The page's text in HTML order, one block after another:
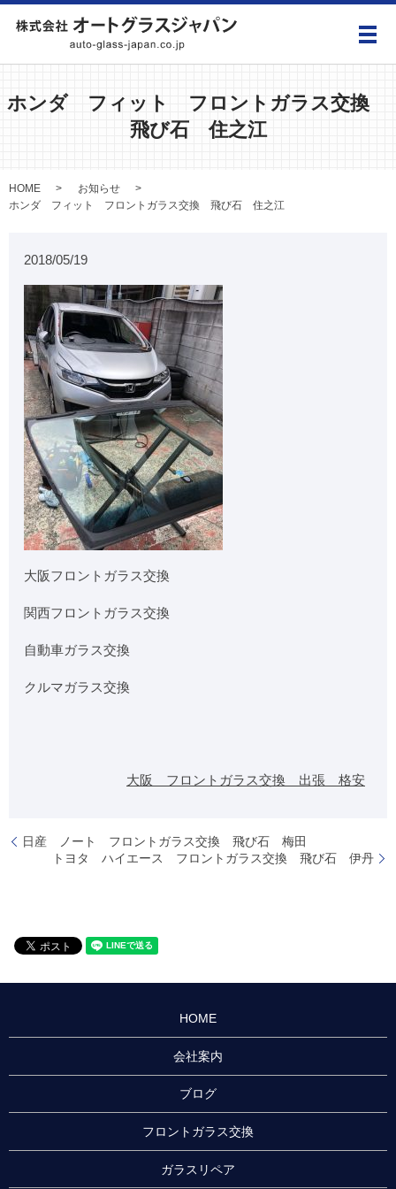
メ
ホンダ フィット フロントガラス交換
飛び石 住之江
HOME
お知らせ
ホンダ フィット フロントガラス交換 飛び石 住之江
2018/05/19
大阪フロントガラス交換
関西フロントガラス交換
自動車ガラス交換
クルマガラス交換
大阪 フロントガラス交換 出張 格安
日産 ノート フロントガラス交換 飛び石 梅田
トヨタ ハイエース フロントガラス交換 飛び石 伊丹
HOME
会社案内
ブログ
フロントガラス交換
ガラスリペア